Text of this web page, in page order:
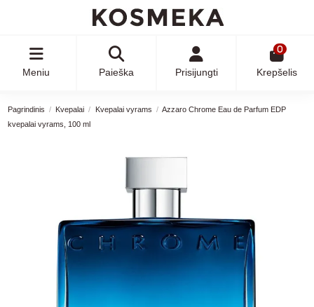
Meniu Paieška Prisijungti
0
Krepšelis
Pagrindinis Kvepalai Kvepalai vyrams
Azzaro Chrome Eau de Parfum EDP
kvepalai vyrams, 100 ml